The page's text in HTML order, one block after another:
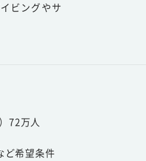
ビングやサ
72万人
ど希望条件